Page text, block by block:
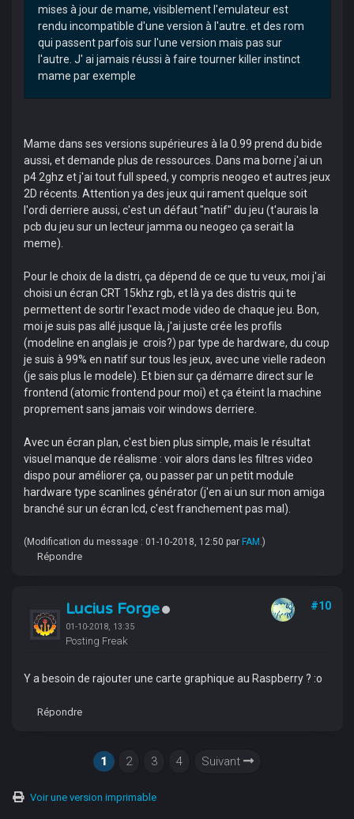
mises à jour de mame, visiblement l'emulateur est
rendu incompatible d'une version à l'autre. et des rom
qui passent parfois sur l'une version mais pas sur
l'autre. J' ai jamais réussi à faire tourner killer instinct
mame par exemple
Mame dans ses versions supérieures à la 0.99 prend du bide
aussi, et demande plus de ressources. Dans ma borne j'ai un
p4 2ghz et j'ai tout full speed, y compris neogeo et autres jeux
2D récents. Attention ya des jeux qui rament quelque soit
l'ordi derriere aussi, c'est un défaut "natif" du jeu (t'aurais la
pcb du jeu sur un lecteur jamma ou neogeo ça serait la
meme).
Pour le choix de la distri, ça dépend de ce que tu veux, moi j'ai
choisi un écran CRT 15khz rgb, et là ya des distris qui te
permettent de sortir l'exact mode video de chaque jeu. Bon,
moi je suis pas allé jusque là, j'ai juste crée les profils
(modeline en anglais je crois?) par type de hardware, du coup
je suis à 99% en natif sur tous les jeux, avec une vielle radeon
(je sais plus le modele). Et bien sur ça démarre direct sur le
frontend (atomic frontend pour moi) et ça éteint la machine
proprement sans jamais voir windows derriere.
Avec un écran plan, c'est bien plus simple, mais le résultat
visuel manque de réalisme : voir alors dans les filtres video
dispo pour améliorer ça, ou passer par un petit module
hardware type scanlines générator (j'en ai un sur mon amiga
branché sur un écran lcd, c'est franchement pas mal).
(Modification du message : 01-10-2018, 12:50 par FAM .)
Répondre
Lucius Forge
01-10-2018, 13:35
Posting Freak
#10
Y a besoin de rajouter une carte graphique au Raspberry ? :o
Répondre
1 2 3 4 Suivant
Voir une version imprimable